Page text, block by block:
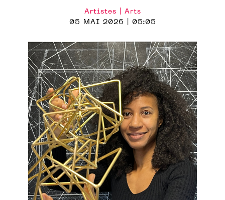
Artistes | Arts
05 MAI 2026 | 05:05